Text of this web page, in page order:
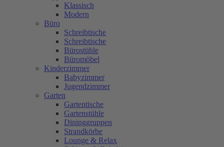
Klassisch
Modern
Büro
Schreibtische
Schreibtische
Bürostühle
Büromöbel
Kinderzimmer
Babyzimmer
Jugendzimmer
Garten
Gartentische
Gartenstühle
Dininggruppen
Strandkörbe
Lounge & Relax